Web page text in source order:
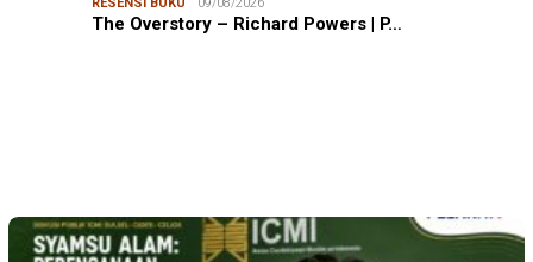
The Overstory – Richard Powers | P…
JURNALISME WARGA 08/08/2026
Mahasiswa KKN-PK Unhas Edukasi Siswa SD Cegah